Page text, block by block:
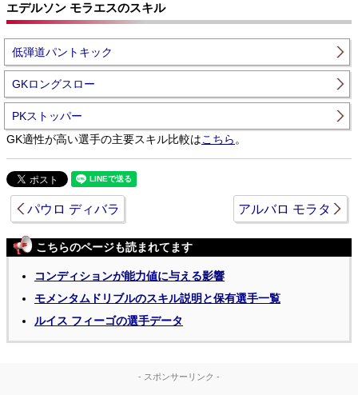
エデルソン モラエスのスキル
低弾道パントキック
GKロングスロー
PKストッパー
GK適性が高い選手の主要スキル比較はこちら 。
パウロ ディバラ アルバロ モラタ
こちらのページも読まれてます
コンディションが能力値に与える影響
モメンタムドリブルのスキル説明と保有選手一覧
ルイス フィーゴの選手データ
- スポンサーリンク -